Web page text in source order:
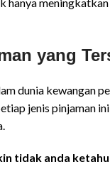
hanya
yang
dunia kewangan
jenis pinjaman
tidak anda